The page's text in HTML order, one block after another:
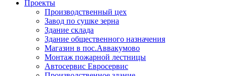
Проекты
Производственный цех
Завод по сушке зерна
Здание склада
Здание общественного назначения
Магазин в пос.Аввакумово
Монтаж пожарной лестницы
Автосервис Евросервис